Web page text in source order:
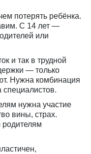
потерять ребёнка.
С 14 лет —
или
и так в трудной
— только
Нужна комбинация
нужна участие
вины, страх.
родителям